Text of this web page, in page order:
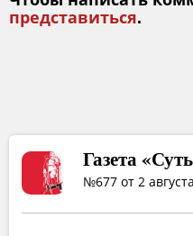
представиться.
Газета
№677 от 2